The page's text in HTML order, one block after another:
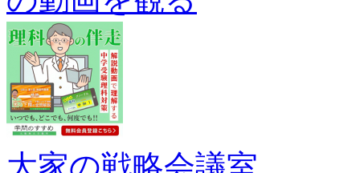
大家の戦略会議室